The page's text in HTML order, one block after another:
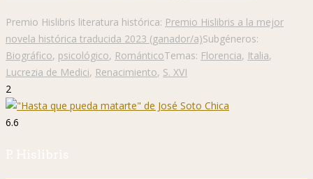
Premio Hislibris literatura histórica: Premio Hislibris a la mejor
novela histórica traducida 2023 (ganador/a)Subgéneros:
Biográfico, psicológico, RománticoTemas: Florencia, Italia,
Lucrezia de Medici, Renacimiento, S. XVI
2
6.6
P. Hislibris